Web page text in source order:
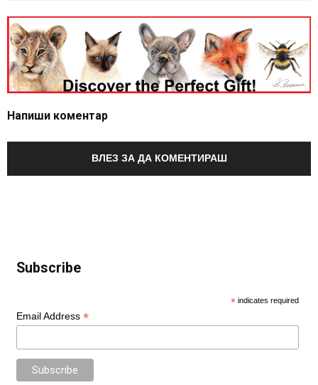
Напиши коментар
ВЛЕЗ ЗА ДА КОМЕНТИРАШ
Subscribe
* indicates required
Email Address *